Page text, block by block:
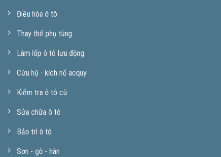
Điều hòa ô tô
Thay thế phụ tùng
Làm lốp ô tô lưu động
Cứu hộ - kích nổ acquy
Kiểm tra ô tô cũ
Sửa chữa ô tô
Bảo trì ô tô
Sơn - gò - hàn